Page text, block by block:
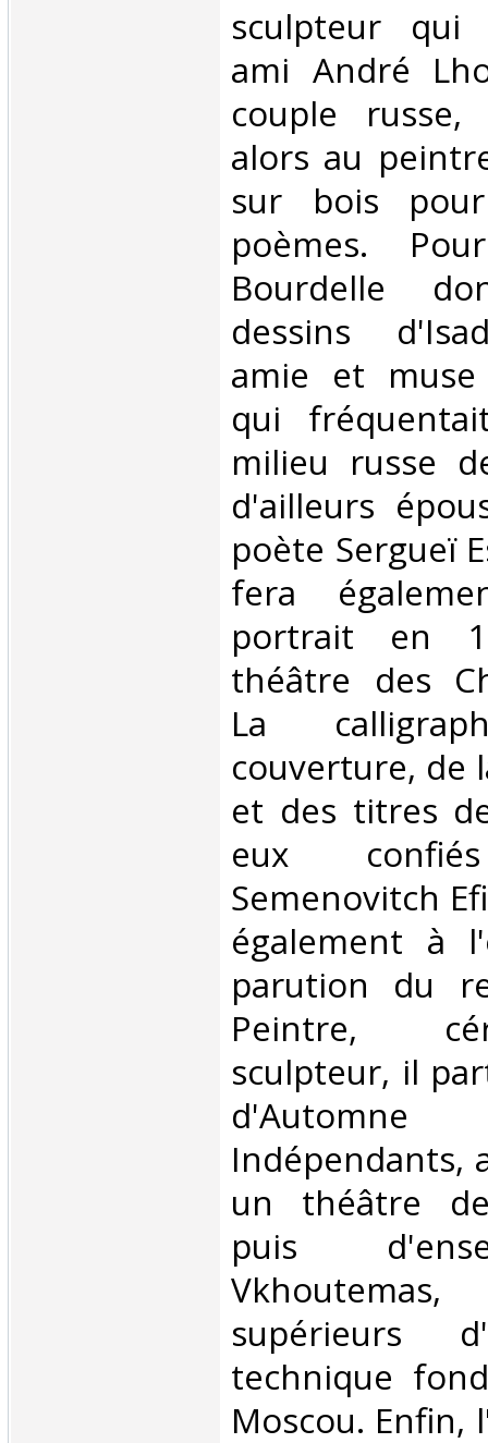
sculpteur
ami André
couple
alors au
sur bois
poèmes.
Bourdelle
dessins
amie et
qui
milieu russe
d'ailleurs
poète Sergueï
fera
portrait en
théâtre des
La
couverture, de
et des titres
eux
Semenovitch
également à
parution du
Peintre,
sculpteur, il
Indépendants,
un théâtre
puis
technique
Moscou. Enfin,